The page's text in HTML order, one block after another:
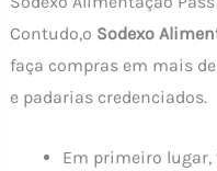
Contudo,o Sodexo
faça compras em mais
e padarias credenciados.
Em primeiro